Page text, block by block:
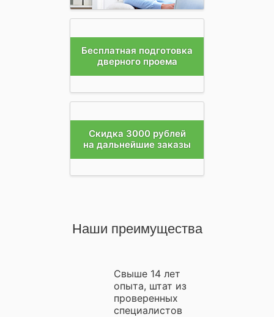
Бесплатная подготовка
дверного проема
Скидка 3000 рублей
на дальнейшие заказы
Наши преимущества
Свыше 14 лет
опыта, штат из
проверенных
специалистов